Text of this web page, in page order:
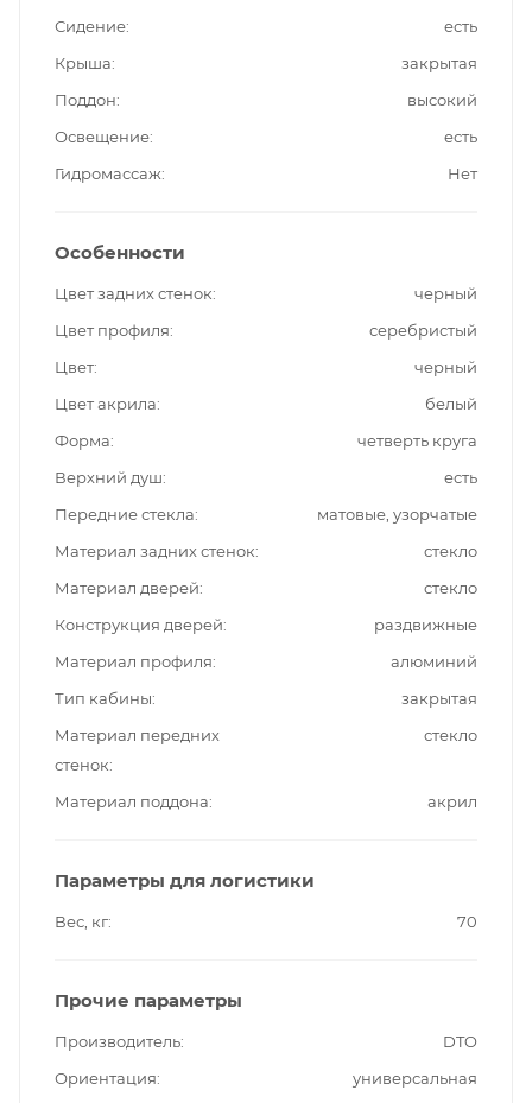
Сидение
есть
Крыша
закрытая
Поддон
высокий
Освещение
есть
Гидромассаж
Нет
Особенности
Цвет задних стенок
черный
Цвет профиля
серебристый
Цвет
черный
Цвет акрила
белый
Форма
четверть круга
Верхний душ
есть
Передние стекла
матовые, узорчатые
Материал задних стенок
стекло
Материал дверей
стекло
Конструкция дверей
раздвижные
Материал профиля
алюминий
Тип кабины
закрытая
Материал передних
стенок
стекло
Материал поддона акрил
Параметры для логистики
Вес, кг 70
Прочие параметры
Производитель
DTO
Ориентация
универсальная